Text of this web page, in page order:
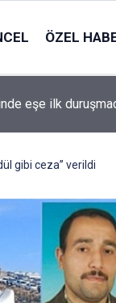
ÖZEL
eşe ilk
gibi ceza” verildi